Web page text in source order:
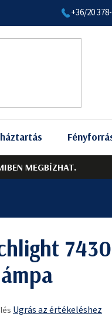
MEGBÍZHAT.
+36/20
Ugrás az értékeléshez